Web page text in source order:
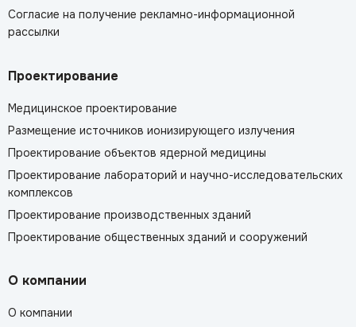
Согласие на получение рекламно-информационной
рассылки
Проектирование
Медицинское проектирование
Размещение источников ионизирующего излучения
Проектирование объектов ядерной медицины
Проектирование лабораторий и научно-исследовательских
комплексов
Проектирование производственных зданий
Проектирование общественных зданий и сооружений
О компании
О компании